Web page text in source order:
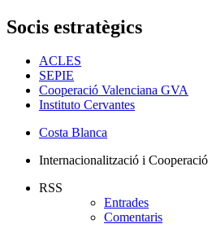
Socis estratègics
ACLES
SEPIE
Cooperació Valenciana GVA
Instituto Cervantes
Costa Blanca
Internacionalització i Cooperació
RSS
Entrades
Comentaris